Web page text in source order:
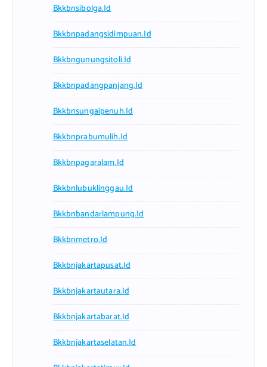
Bkkbnsibolga.id
Bkkbnpadangsidimpuan.id
Bkkbngunungsitoli.id
Bkkbnpadangpanjang.id
Bkkbnsungaipenuh.id
Bkkbnprabumulih.id
Bkkbnpagaralam.id
Bkkbnlubuklinggau.id
Bkkbnbandarlampung.id
Bkkbnmetro.id
Bkkbnjakartapusat.id
Bkkbnjakartautara.id
Bkkbnjakartabarat.id
Bkkbnjakartaselatan.id